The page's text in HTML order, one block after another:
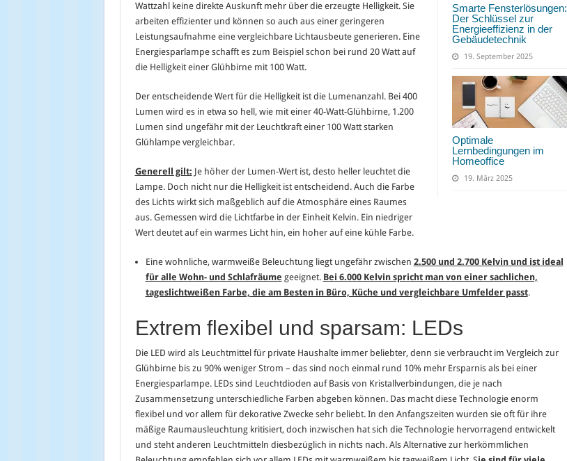
Smarte Fensterlösungen:
Der Schlüssel zur
Energieeffizienz in der
Gebäudetechnik
19. September 2025
Optimale
Lernbedingungen im
Homeoffice
19. März 2025
Wattzahl keine direkte Auskunft mehr über die erzeugte Helligkeit. Sie
arbeiten effizienter und können so auch aus einer geringeren
Leistungsaufnahme eine vergleichbare Lichtausbeute generieren. Eine
Energiesparlampe schafft es zum Beispiel schon bei rund 20 Watt auf
die Helligkeit einer Glühbirne mit 100 Watt.
Der entscheidende Wert für die Helligkeit ist die Lumenanzahl. Bei 400
Lumen wird es in etwa so hell, wie mit einer 40-Watt-Glühbirne, 1.200
Lumen sind ungefähr mit der Leuchtkraft einer 100 Watt starken
Glühlampe vergleichbar.
Generell gilt: Je höher der Lumen-Wert ist, desto heller leuchtet die
Lampe. Doch nicht nur die Helligkeit ist entscheidend. Auch die Farbe
des Lichts wirkt sich maßgeblich auf die Atmosphäre eines Raumes
aus. Gemessen wird die Lichtfarbe in der Einheit Kelvin. Ein niedriger
Wert deutet auf ein warmes Licht hin, ein hoher auf eine kühle Farbe.
Eine wohnliche, warmweiße Beleuchtung liegt ungefähr zwischen 2.500 und 2.700 Kelvin und ist ideal
für alle Wohn- und Schlafräume geeignet. Bei 6.000 Kelvin spricht man von einer sachlichen,
tageslichtweißen Farbe, die am Besten in Büro, Küche und vergleichbare Umfelder passt.
Extrem flexibel und sparsam: LEDs
Die LED wird als Leuchtmittel für private Haushalte immer beliebter, denn sie verbraucht im Vergleich zur
Glühbirne bis zu 90% weniger Strom – das sind noch einmal rund 10% mehr Ersparnis als bei einer
Energiesparlampe. LEDs sind Leuchtdioden auf Basis von Kristallverbindungen, die je nach
Zusammensetzung unterschiedliche Farben abgeben können. Das macht diese Technologie enorm
flexibel und vor allem für dekorative Zwecke sehr beliebt. In den Anfangszeiten wurden sie oft für ihre
mäßige Raumausleuchtung kritisiert, doch inzwischen hat sich die Technologie hervorragend entwickelt
und steht anderen Leuchtmitteln diesbezüglich in nichts nach. Als Alternative zur herkömmlichen